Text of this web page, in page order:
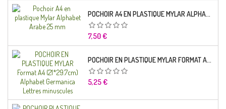
POCHOIR A4 EN PLASTIQUE MYLAR ALPHABET ARABE 25 MM
Prix
7,50 €
POCHOIR EN PLASTIQUE MYLAR FORMAT A4 (21*29.7CM) ALPHABET GERMANICA LETTRES MINUSCULES
Prix
5,25 €